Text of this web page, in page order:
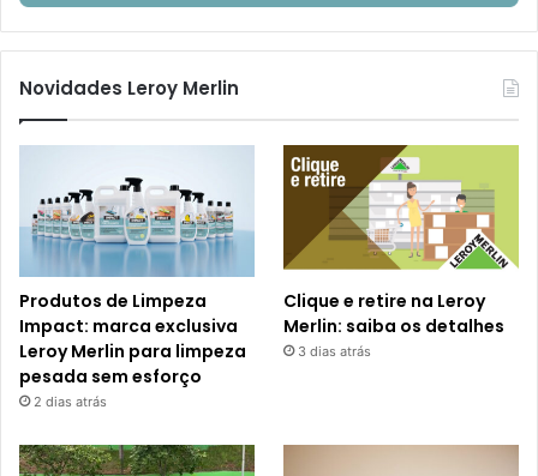
Novidades Leroy Merlin
Produtos de Limpeza
Impact: marca exclusiva
Leroy Merlin para limpeza
pesada sem esforço
2 dias atrás
Clique e retire na Leroy
Merlin: saiba os detalhes
3 dias atrás